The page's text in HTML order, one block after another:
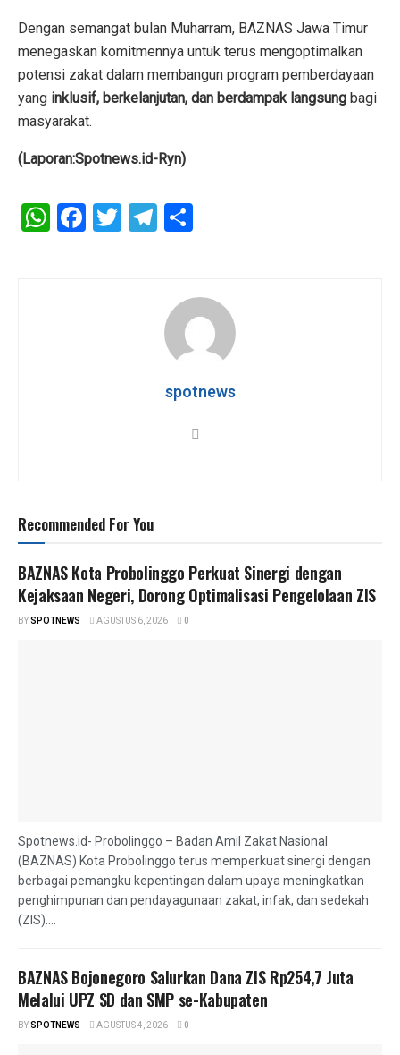
Dengan semangat bulan Muharram, BAZNAS Jawa Timur
menegaskan komitmennya untuk terus mengoptimalkan
potensi zakat dalam membangun program pemberdayaan
yang inklusif, berkelanjutan, dan berdampak langsung bagi
masyarakat.
(Laporan:Spotnews.id-Ryn)
W
h
F
a
T
wi
T
el
gr
a
m
e
spotnews
Recommended For You
BAZNAS Kota Probolinggo Perkuat Sinergi dengan
Kejaksaan Negeri, Dorong Optimalisasi Pengelolaan ZIS
BYSPOTNEWS AGUSTUS 6, 2026 0
Spotnews.id- Probolinggo – Badan Amil Zakat Nasional
(BAZNAS) Kota Probolinggo terus memperkuat sinergi dengan
berbagai pemangku kepentingan dalam upaya meningkatkan
penghimpunan dan pendayagunaan zakat, infak, dan sedekah
(ZIS)....
BAZNAS Bojonegoro Salurkan Dana ZIS Rp254,7 Juta
Melalui UPZ SD dan SMP se-Kabupaten
BYSPOTNEWS AGUSTUS 4, 2026 0